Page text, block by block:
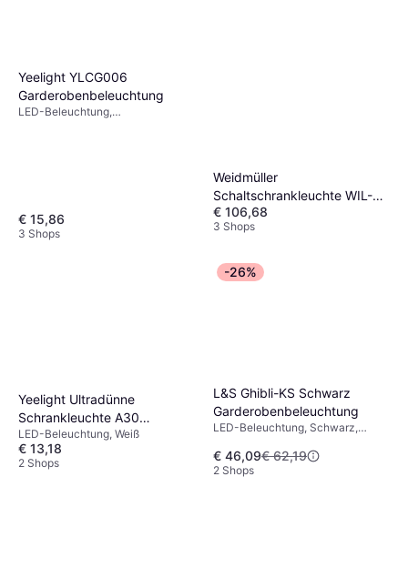
Yeelight YLCG006
Garderobenbeleuchtung
LED-Beleuchtung,
€ 15,86
3 Shops
Weidmüller
Schaltschrankleuchte WIL-
STANDARD-3.0-SCREW-SW-
WHI Weiß 8.5 W 711 lm 40 24
Garderobenbeleuchtung
€ 106,68
3 Shops
Yeelight Ultradünne
Schrankleuchte A30
Garderobenbeleuchtung
LED-Beleuchtung, Weiß
€ 13,18
2 Shops
-26%
L&S Ghibli-KS Schwarz
Garderobenbeleuchtung
LED-Beleuchtung, Schwarz,
€ 46,09€ 62,19
2 Shops